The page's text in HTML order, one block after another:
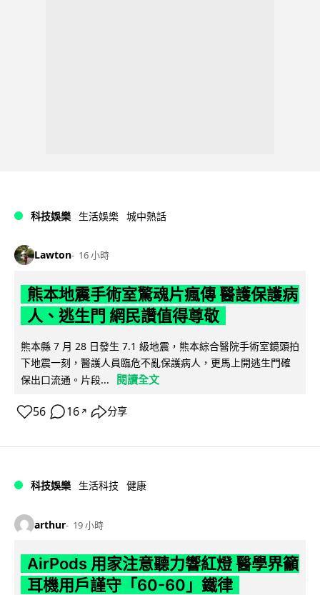
科技娛樂 生活娛樂 城中熱話
Lawton 16 小時
熊本地震手術室驚魂片瘋傳 醫護保護病
人、逃生門 網民讚值得尊敬
熊本縣 7 月 28 日發生 7.1 級地震，熊本綜合醫院手術室鏡頭拍
下地震一刻，醫護人員臨危不亂保護病人，更馬上開逃生門確
保出口流通。片段...
閱讀全文
56 16 ↗ 分享
科技娛樂 生活科技 健康
arthur 19 小時
AirPods 用家注意聽力響紅燈 醫學界籲
耳機用戶謹守「60-60」鐵律